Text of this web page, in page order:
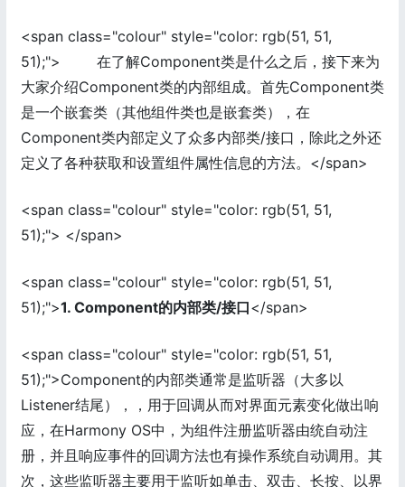
<span class="colour" style="color: rgb(51, 51,
51);"> 在了解Component类是什么之后，接下来为
大家介绍Component类的内部组成。首先Component类
是一个嵌套类（其他组件类也是嵌套类），在
Component类内部定义了众多内部类/接口，除此之外还
定义了各种获取和设置组件属性信息的方法。</span>
<span class="colour" style="color: rgb(51, 51,
51);"> </span>
<span class="colour" style="color: rgb(51, 51,
51);">1. Component的内部类/接口</span>
<span class="colour" style="color: rgb(51, 51,
51);">Component的内部类通常是监听器（大多以
Listener结尾），，用于回调从而对界面元素变化做出响
应，在Harmony OS中，为组件注册监听器由统自动注
册，并且响应事件的回调方法也有操作系统自动调用。其
次，这些监听器主要用于监听如单击、双击、长按、以界